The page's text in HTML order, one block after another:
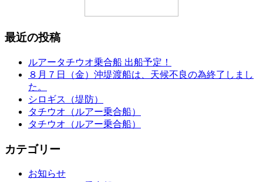
最近の投稿
ルアータチウオ乗合船 出船予定！
８月７日（金）沖堤渡船は、天候不良の為終了しまし
た。
シロギス（堤防）
タチウオ（ルアー乗合船）
タチウオ（ルアー乗合船）
カテゴリー
お知らせ